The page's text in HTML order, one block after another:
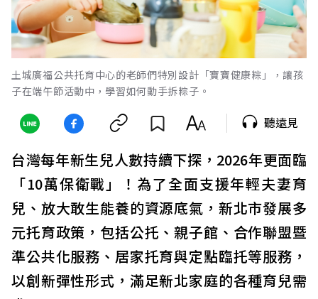
土城廣福公共托育中心的老師們特別設計「寶寶健康粽」，讓孩
子在端午節活動中，學習如何動手拆粽子。
聽遠見
台灣每年新生兒人數持續下探，2026年更面臨
「10萬保衛戰」！為了全面支援年輕夫妻育
兒、放大敢生能養的資源底氣，新北市發展多
元托育政策，包括公托、親子館、合作聯盟暨
準公共化服務、居家托育與定點臨托等服務，
以創新彈性形式，滿足新北家庭的各種育兒需